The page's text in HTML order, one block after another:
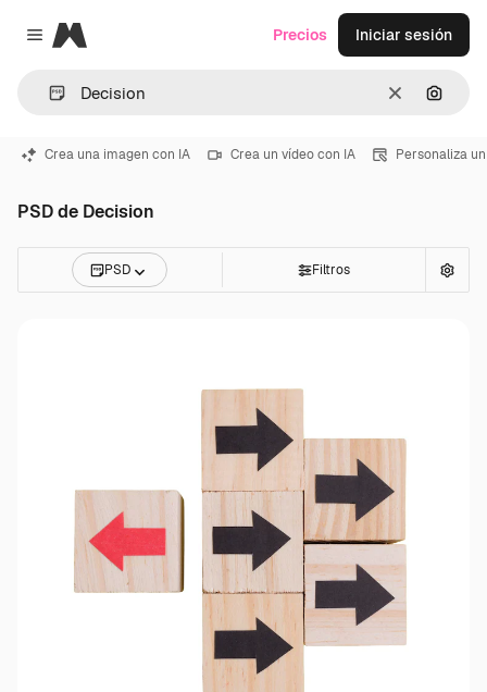
Close menu
Magnific
Borrar
Precios Iniciar sesión
Crea una imagen con IA Crea un vídeo con IA Personaliza
PSD de Decision
PSD Filtros